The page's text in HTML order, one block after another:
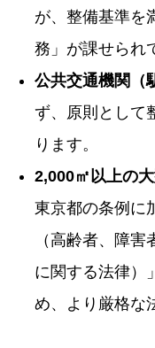
が、整備基準を
務」が課せられ
公共交通機関（
ず、原則として
ります。
2,000㎡以上の
東京都の条例に
（高齢者、障
に関する法律）
め、より厳格な